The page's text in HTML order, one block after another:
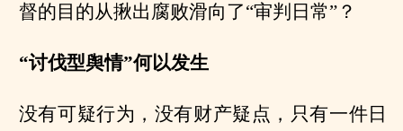
督的目的从揪出腐败滑向了“审判日常”？
“讨伐型舆情”何以发生
没有可疑行为，没有财产疑点，只有一件日